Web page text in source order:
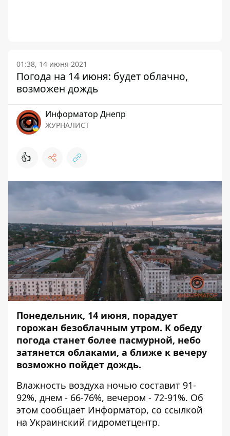
01:38, 14 июня 2021
Погода на 14 июня: будет облачно,
возможен дождь
Информатор Днепр
ЖУРНАЛИСТ
👍
Понедельник, 14 июня, порадует
горожан безоблачным утром. К обеду
погода станет более пасмурной, небо
затянется облаками, а ближе к вечеру
возможно пойдет дождь.
Влажность воздуха ночью составит 91-
92%, днем - 66-76%, вечером - 72-91%. Об
этом сообщает Информатор, со ссылкой
на Украинский гидрометцентр.